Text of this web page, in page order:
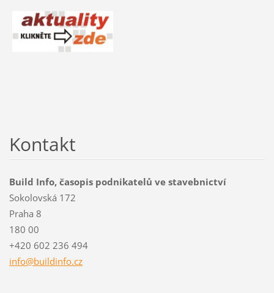
Kontakt
Build Info, časopis podnikatelů ve stavebnictví
Sokolovská 172
Praha 8
180 00
+420 602 236 494
info@buildinfo.cz